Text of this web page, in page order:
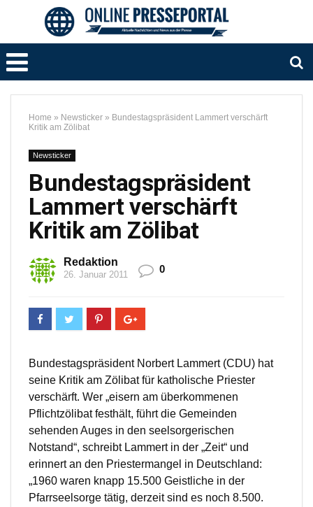
Home » Newsticker » Bundestagspräsident Lammert verschärft
Kritik am Zölibat
Newsticker
Bundestagspräsident
Lammert verschärft
Kritik am Zölibat
Redaktion
26. Januar 2011 0
Bundestagspräsident Norbert Lammert (CDU) hat
seine Kritik am Zölibat für katholische Priester
verschärft. Wer „eisern am überkommenen
Pflichtzölibat festhält, führt die Gemeinden
sehenden Auges in den seelsorgerischen
Notstand“, schreibt Lammert in der „Zeit“ und
erinnert an den Priestermangel in Deutschland:
„1960 waren knapp 15.500 Geistliche in der
Pfarrseelsorge tätig, derzeit sind es noch 8.500.